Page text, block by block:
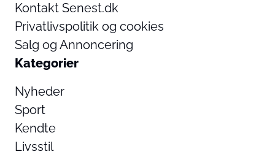
Kontakt Senest.dk
Privatlivspolitik og cookies
Salg og Annoncering
Kategorier
Nyheder
Sport
Kendte
Livsstil